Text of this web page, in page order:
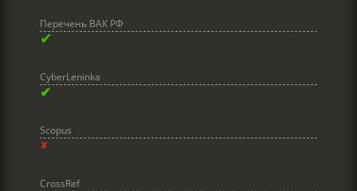
Перечень ВАК РФ
✔
CyberLeninka
✔
Scopus
✘
CrossRef